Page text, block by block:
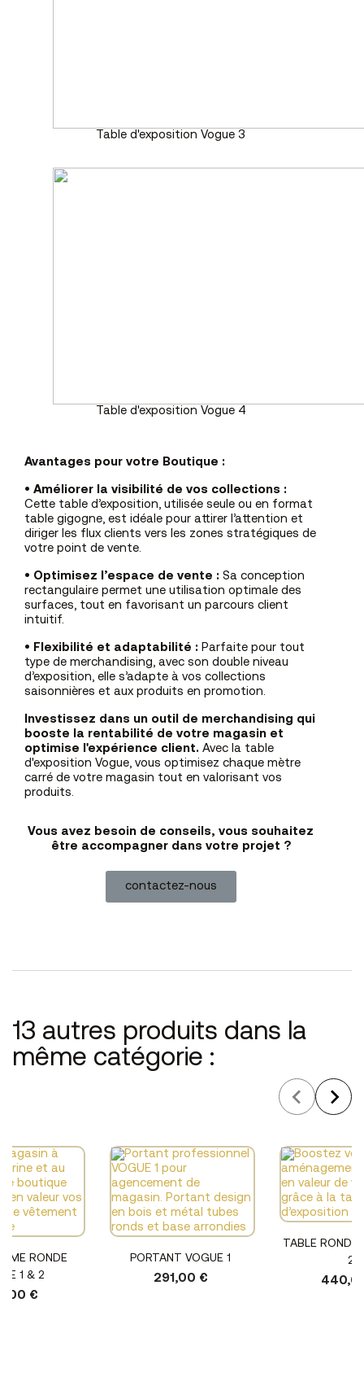
Table d'exposition Vogue 3
Table d'exposition Vogue 4
Avantages pour votre Boutique :
• Améliorer la visibilité de vos collections :
Cette table d’exposition, utilisée seule ou en format
table gigogne, est idéale pour attirer l’attention et
diriger les flux clients vers les zones stratégiques de
votre point de vente.
• Optimisez l’espace de vente : Sa conception
rectangulaire permet une utilisation optimale des
surfaces, tout en favorisant un parcours client
intuitif.
• Flexibilité et adaptabilité : Parfaite pour tout
type de merchandising, avec son double niveau
d’exposition, elle s’adapte à vos collections
saisonnières et aux produits en promotion.
Investissez dans un outil de merchandising qui
booste la rentabilité de votre magasin et
optimise l'expérience client. Avec la table
d'exposition Vogue, vous optimisez chaque mètre
carré de votre magasin tout en valorisant vos
produits.
Vous avez besoin de conseils, vous souhaitez
être accompagner dans votre projet ?
contactez-nous
13 autres produits dans la
même catégorie :
RONDE
1 & 2
€
PORTANT VOGUE 1
291,00 €
TABLE RONDE
2